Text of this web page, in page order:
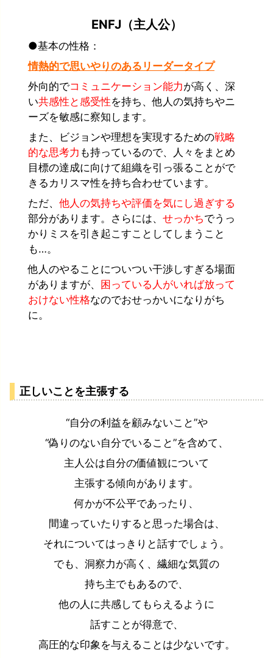
ENFJ（主人公）
●基本の性格：
情熱的で思いやりのあるリーダータイプ
外向的でコミュニケーション能力が高く、深
い共感性と感受性を持ち、他人の気持ちやニ
ーズを敏感に察知します。
また、ビジョンや理想を実現するための戦略
的な思考力 も持っているので、人々をまとめ
目標の達成に向けて組織を引っ張ることがで
きるカリスマ性を持ち合わせています。
ただ、 他人の気持ちや評価を気にし過ぎする
部分があります。さらには、 せっかちでうっ
かりミスを引き起こすことしてしまうこと
も…。
他人のやることについつい干渉しすぎる場面
がありますが、
困っている人がいれば放って
おけない性格なのでおせっかいになりがち
に。
正しいことを主張する
“自分の利益を顧みないこと”や
“偽りのない自分でいること”を含めて、
主人公は自分の価値観について
主張する傾向があります。
何かが不公平であったり、
間違っていたりすると思った場合は、
それについてはっきりと話すでしょう。
でも、洞察力が高く、繊細な気質の
持ち主でもあるので、
他の人に共感してもらえるように
話すことが得意で、
高圧的な印象を与えることは少ないです。